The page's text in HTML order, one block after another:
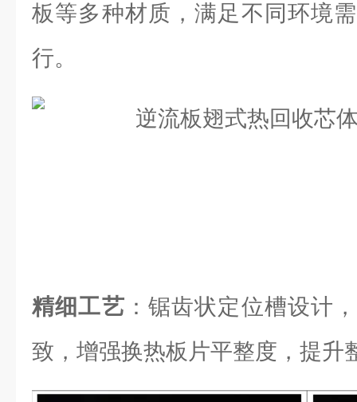
板等多种材质，满足不同环境
行。
精细工艺 ：锯齿状定位槽设计
致，增强换热板片平整度，提升